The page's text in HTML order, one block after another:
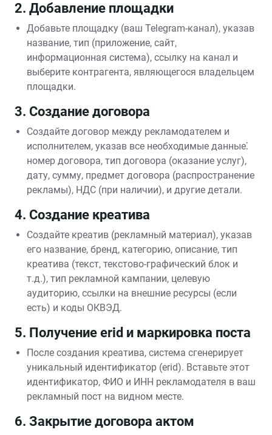
2. Добавление площадки
Добавьте площадку (ваш Telegram-канал), указав
название, тип (приложение, сайт,
информационная система), ссылку на канал и
выберите контрагента, являющегося владельцем
площадки.
3. Создание договора
Создайте договор между рекламодателем и
исполнителем, указав все необходимые данные⁚
номер договора, тип договора (оказание услуг),
дату, сумму, предмет договора (распространение
рекламы), НДС (при наличии), и другие детали.
4. Создание креатива
Создайте креатив (рекламный материал), указав
его название, бренд, категорию, описание, тип
креатива (текст, текстово-графический блок и
т.д.), тип рекламной кампании, целевую
аудиторию, ссылки на внешние ресурсы (если
есть) и коды ОКВЭД.
5. Получение erid и маркировка поста
После создания креатива, система сгенерирует
уникальный идентификатор (erid). Вставьте этот
идентификатор, ФИО и ИНН рекламодателя в ваш
рекламный пост на видном месте.
6. Закрытие договора актом